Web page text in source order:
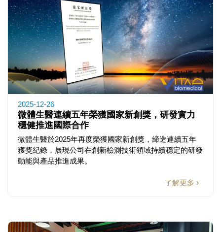
2025-12-26
微體生醫連續五年榮獲國家新創獎，研發實力
穩健推進國際合作
微體生醫於2025年再度榮獲國家新創獎，締造連續五年
獲獎紀錄，展現公司在創新檢測技術領域持續穩定的研發
動能與產品推進成果。
了解更多 ›